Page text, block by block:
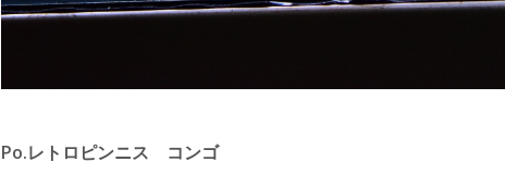
Po.レトロピンニス コンゴ